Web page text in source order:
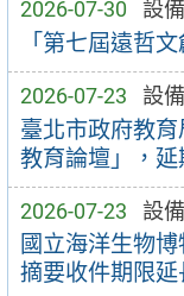
2026-07-30 設
「第七屆遠哲
2026-07-23 設
臺北市政府教
教育論壇」，
2026-07-23 設
國立海洋生物
摘要收件期限